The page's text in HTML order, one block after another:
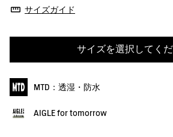
サイズガイド
サイズを選択してく
MTD：透湿・防水
AIGLE for tomorrow